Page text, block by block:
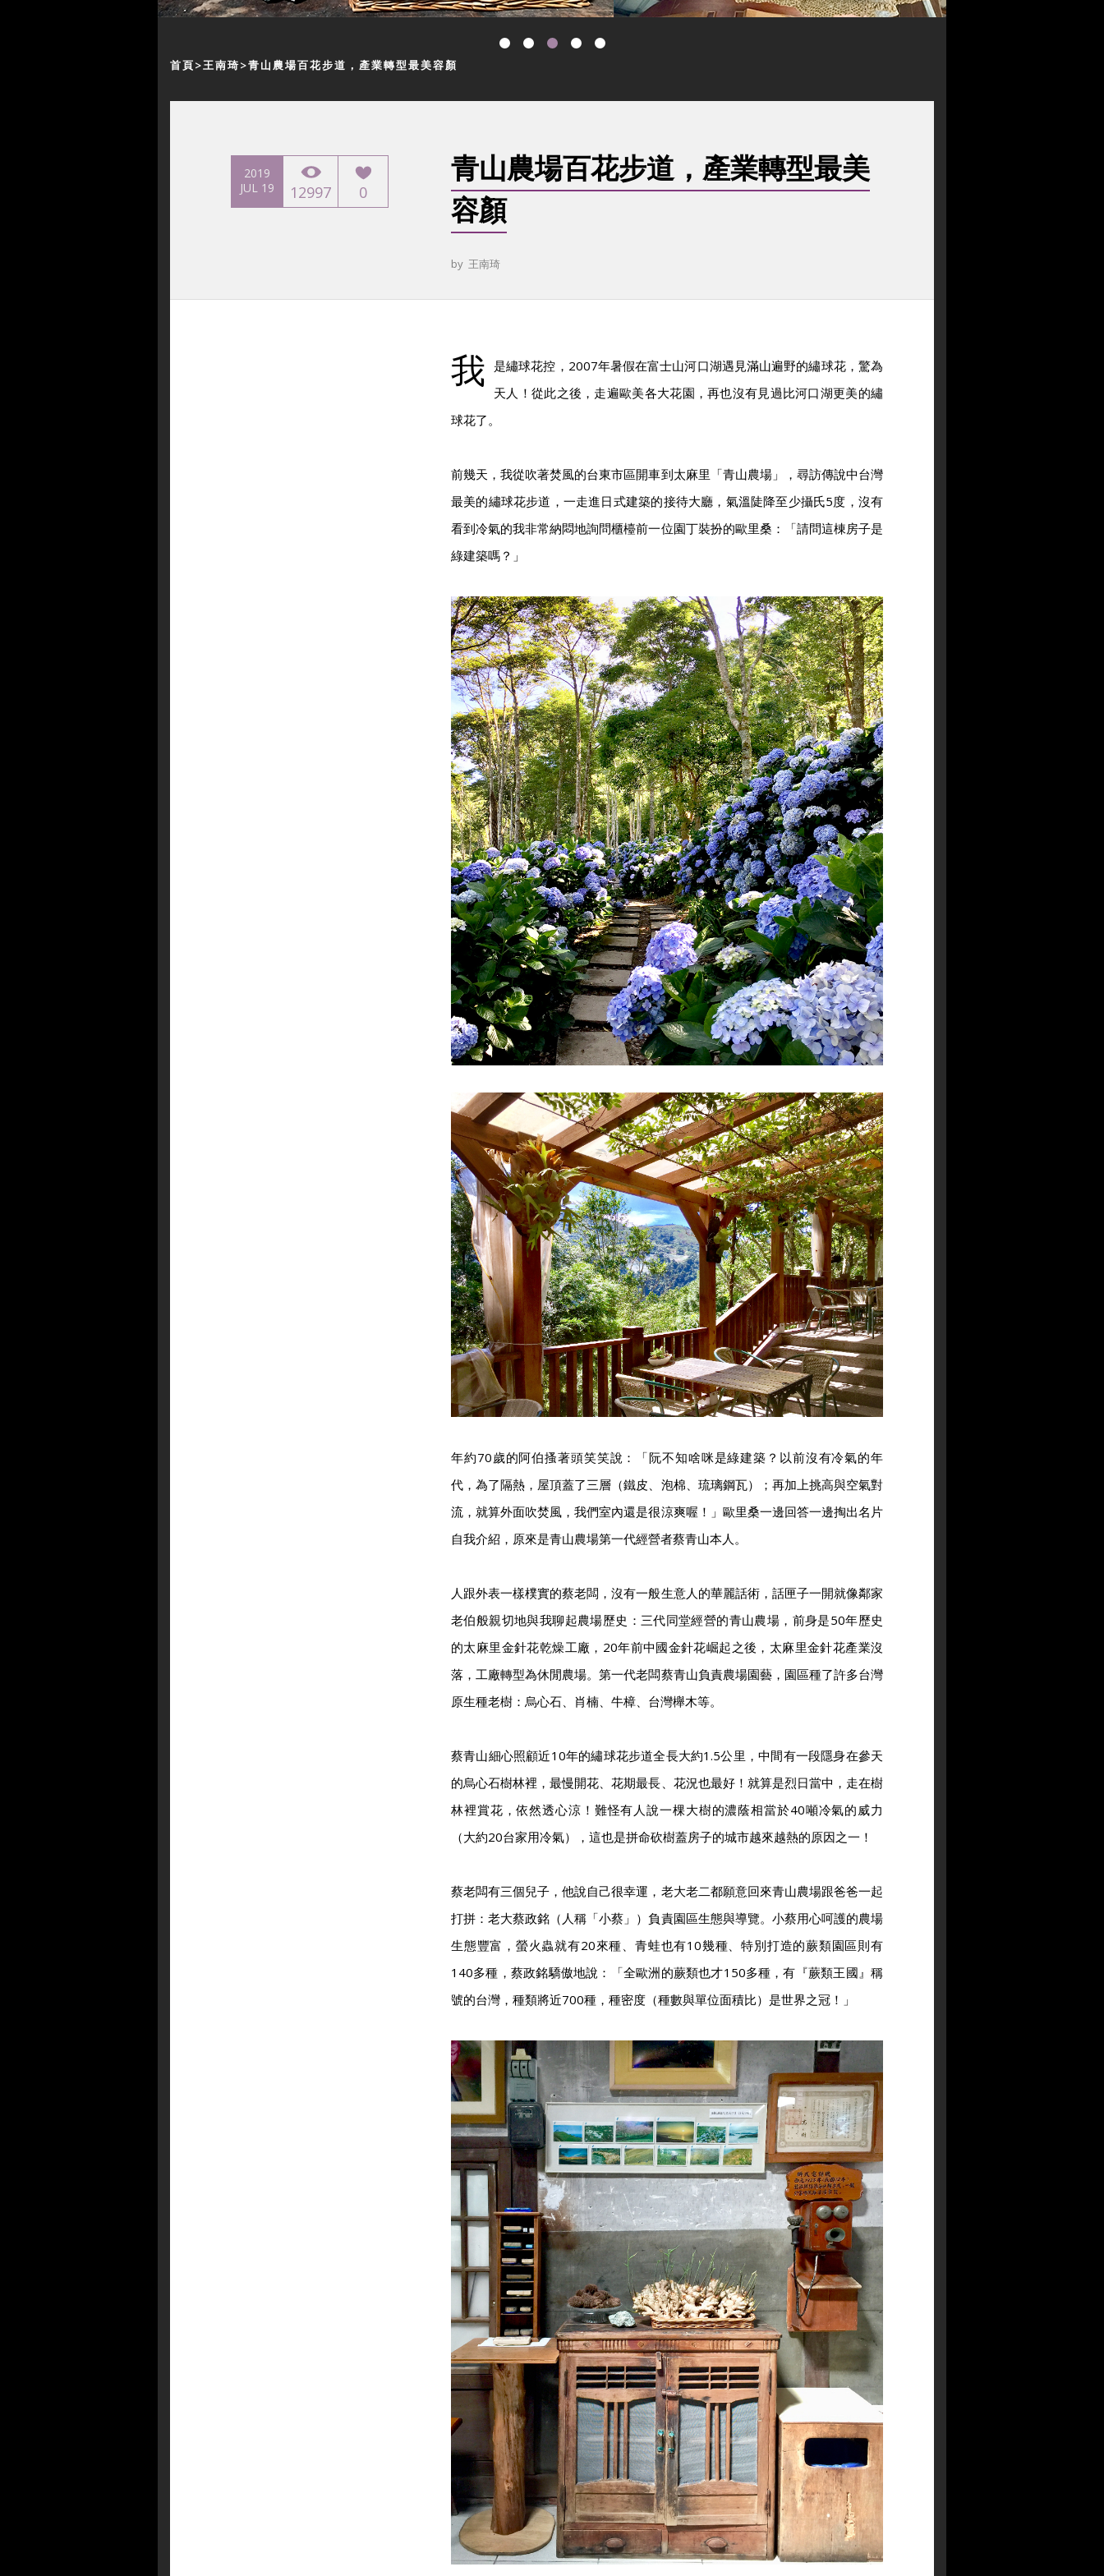
首頁 王南琦 青山農場百花步道，產業轉型最美容顏
2019
JUL 19
12997 0
青山農場百花步道，產業轉型最美
容顏
by 王南琦
我 是繡球花控，2007年暑假在富士山河口湖遇見滿山遍野的繡球花，驚為
天人！從此之後，走遍歐美各大花園，再也沒有見過比河口湖更美的繡
球花了。
前幾天，我從吹著焚風的台東市區開車到太麻里「青山農場」，尋訪傳說中台灣
最美的繡球花步道，一走進日式建築的接待大廳，氣溫陡降至少攝氏5度，沒有
看到冷氣的我非常納悶地詢問櫃檯前一位園丁裝扮的歐里桑：「請問這棟房子是
綠建築嗎？」
年約70歲的阿伯搔著頭笑笑說：「阮不知啥咪是綠建築？以前沒有冷氣的年
代，為了隔熱，屋頂蓋了三層（鐵皮、泡棉、琉璃鋼瓦）；再加上挑高與空氣對
流，就算外面吹焚風，我們室內還是很涼爽喔！」歐里桑一邊回答一邊掏出名片
自我介紹，原來是青山農場第一代經營者蔡青山本人。
人跟外表一樣樸實的蔡老闆，沒有一般生意人的華麗話術，話匣子一開就像鄰家
老伯般親切地與我聊起農場歷史：三代同堂經營的青山農場，前身是50年歷史
的太麻里金針花乾燥工廠，20年前中國金針花崛起之後，太麻里金針花產業沒
落，工廠轉型為休閒農場。第一代老闆蔡青山負責農場園藝，園區種了許多台灣
原生種老樹：烏心石、肖楠、牛樟、台灣櫸木等。
蔡青山細心照顧近10年的繡球花步道全長大約1.5公里，中間有一段隱身在參天
的烏心石樹林裡，最慢開花、花期最長、花況也最好！就算是烈日當中，走在樹
林裡賞花，依然透心涼！難怪有人說一棵大樹的濃蔭相當於40噸冷氣的威力
（大約20台家用冷氣），這也是拼命砍樹蓋房子的城市越來越熱的原因之一！
蔡老闆有三個兒子，他說自己很幸運，老大老二都願意回來青山農場跟爸爸一起
打拼：老大蔡政銘（人稱「小蔡」）負責園區生態與導覽。小蔡用心呵護的農場
生態豐富，螢火蟲就有20來種、青蛙也有10幾種、特別打造的蕨類園區則有
140多種，蔡政銘驕傲地說：「全歐洲的蕨類也才150多種，有『蕨類王國』稱
號的台灣，種類將近700種，種密度（種數與單位面積比）是世界之冠！」